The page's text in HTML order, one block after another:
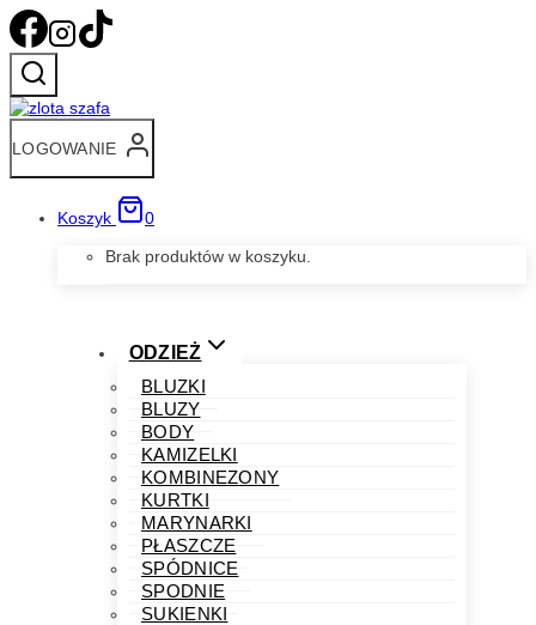
Przejdź
do
treści
LOGOWANIE
Koszyk
0
Brak produktów w koszyku.
ODZIEŻ
BLUZKI
BLUZY
BODY
KAMIZELKI
KOMBINEZONY
KURTKI
MARYNARKI
PŁASZCZE
SPÓDNICE
SPODNIE
SUKIENKI